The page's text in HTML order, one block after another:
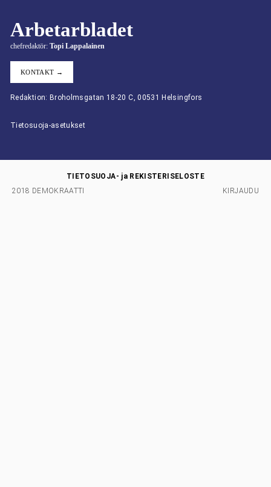
Arbetarbladet
chefredaktör: Topi Lappalainen
KONTAKT →
Redaktion: Broholmsgatan 18-20 C, 00531 Helsingfors
Tietosuoja-asetukset
2018 DEMOKRAATTI
TIETOSUOJA- ja REKISTERISELOSTE
KIRJAUDU